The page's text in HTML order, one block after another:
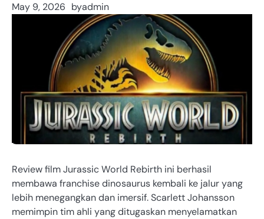
May 9, 2026 byadmin
Review film Jurassic World Rebirth ini berhasil
membawa franchise dinosaurus kembali ke jalur yang
lebih menegangkan dan imersif. Scarlett Johansson
memimpin tim ahli yang ditugaskan menyelamatkan